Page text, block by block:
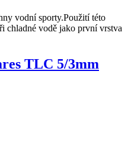
kombinace špičkových
6-WAY superstretchový...